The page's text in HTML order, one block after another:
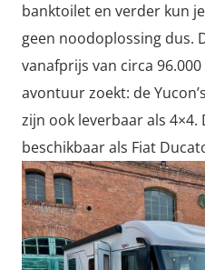
banktoilet en verder kun
geen noodoplossing dus.
vanafprijs van circa
avontuur zoekt: de
zijn ook leverbaar als
beschikbaar als Fiat